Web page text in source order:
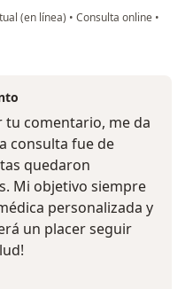
(en línea) • Consulta online •
tu comentario, me da
consulta fue de
quedaron
Mi objetivo siempre
personalizada y
un placer seguir